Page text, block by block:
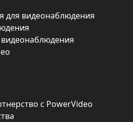
для видеонаблюдения
с PowerVideo